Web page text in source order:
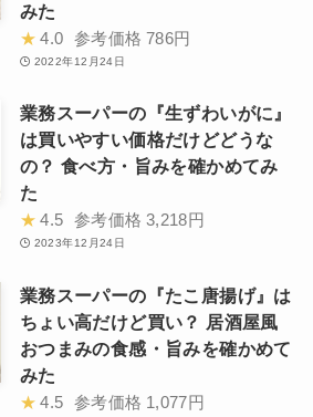
みた
★ 4.0 参考価格 786円
2022年12月24日
業務スーパーの『生ずわいがに』
は買いやすい価格だけどどうな
の？ 食べ方・旨みを確かめてみ
た
★ 4.5 参考価格 3,218円
2023年12月24日
業務スーパーの『たこ唐揚げ』は
ちょい高だけど買い？ 居酒屋風
おつまみの食感・旨みを確かめて
みた
★ 4.5 参考価格 1,077円